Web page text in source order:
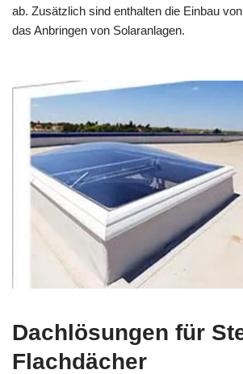
ab. Zusätzlich sind enthalten die Einbau
das Anbringen von Solaranlagen.
Dachlösungen für
Flachdächer